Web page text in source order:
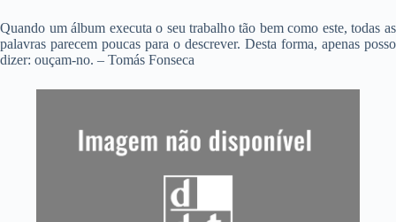
Quando um álbum executa o seu trabalho tão bem como este, todas as
palavras parecem poucas para o descrever. Desta forma, apenas posso
dizer: ouçam-no. – Tomás Fonseca